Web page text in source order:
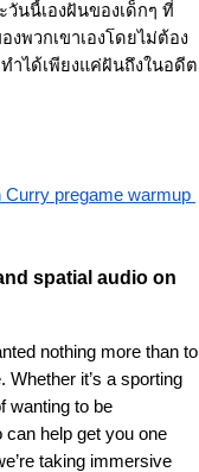
นนี้เองฝันของเด็กๆ ที่
พวกเขาเองโดยไม่ต้อง
ำได้เพียงแค่ฝันถึงในอดีต
Curry pregame warmup
spatial audio on
nothing more than to
it’s a sporting
wanting to be
can help get you one
taking immersive